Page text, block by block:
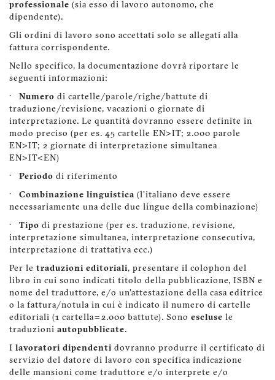
professionale (sia esso di lavoro autonomo, che
dipendente).
Gli ordini di lavoro sono accettati solo se allegati alla
fattura corrispondente.
Nello specifico, la documentazione dovrà riportare le
seguenti informazioni:
· Numero di cartelle/parole/righe/battute di
traduzione/revisione, vacazioni o giornate di
interpretazione. Le quantità dovranno essere definite in
modo preciso (per es. 45 cartelle EN>IT; 2.000 parole
EN>IT; 2 giornate di interpretazione simultanea
EN>IT<EN)
· Periodo di riferimento
· Combinazione linguistica (l'italiano deve essere
necessariamente una delle due lingue della combinazione)
· Tipo di prestazione (per es. traduzione, revisione,
interpretazione simultanea, interpretazione consecutiva,
interpretazione di trattativa ecc.)
Per le traduzioni editoriali, presentare il colophon del
libro in cui sono indicati titolo della pubblicazione, ISBN e
nome del traduttore, e/o un'attestazione della casa editrice
o la fattura/notula in cui è indicato il numero di cartelle
editoriali (1 cartella = 2.000 battute). Sono escluse le
traduzioni autopubblicate.
I lavoratori dipendenti dovranno produrre il certificato di
servizio del datore di lavoro con specifica indicazione
delle mansioni come traduttore e/o interprete e/o